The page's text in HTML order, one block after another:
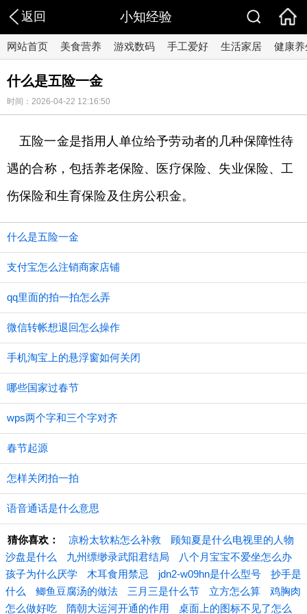
返回 小知经验
网站首页 美食营养 游戏数码 手工爱好 生活家居 健康养
什么是五险一金
时间：2026-04-22 12:16:50
五险一金是指用人单位给予劳动者的几种保障性待
遇的合称，包括养老保险、医疗保险、失业保险、工
伤保险和生育保险及住房公积金。
什么是五险一金
支付宝怎么注销商家店铺
qq里面的拍一拍怎么弄
微信转帐想退回怎么操作
手机淘宝上的悬浮窗如何关闭
哪些国家过春节
wps两个字和三个字对齐
春节起源
怎样关闭拍一拍
语音通话是什么意思
猜你喜欢： 凉粉太软粘怎么补救
顾知夏是什么电视里的人物
沙盘是什么
九州缥缈录武阳君结局
八个月宝宝不爱坐怎么办
孩子为什么厌学
木耳食用禁忌 jdn2-w09hn是什么型号
抄手是
什么
鲫鱼豆腐汤的做法 三月三是什么节 立方怎么算
鸡胸肉
怎么做好吃
隋朝大运河开通的作用 桌面上的图标不见了怎么